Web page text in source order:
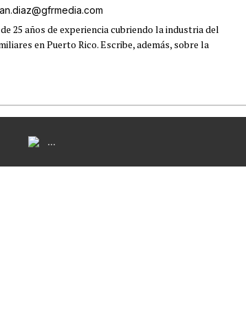
25 años de experiencia cubriendo la industria del
en Puerto Rico. Escribe, además, sobre la
...